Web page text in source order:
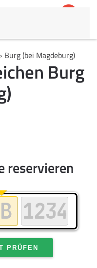
Burg (bei Magdeburg)
Burg
reservieren
PRÜFEN